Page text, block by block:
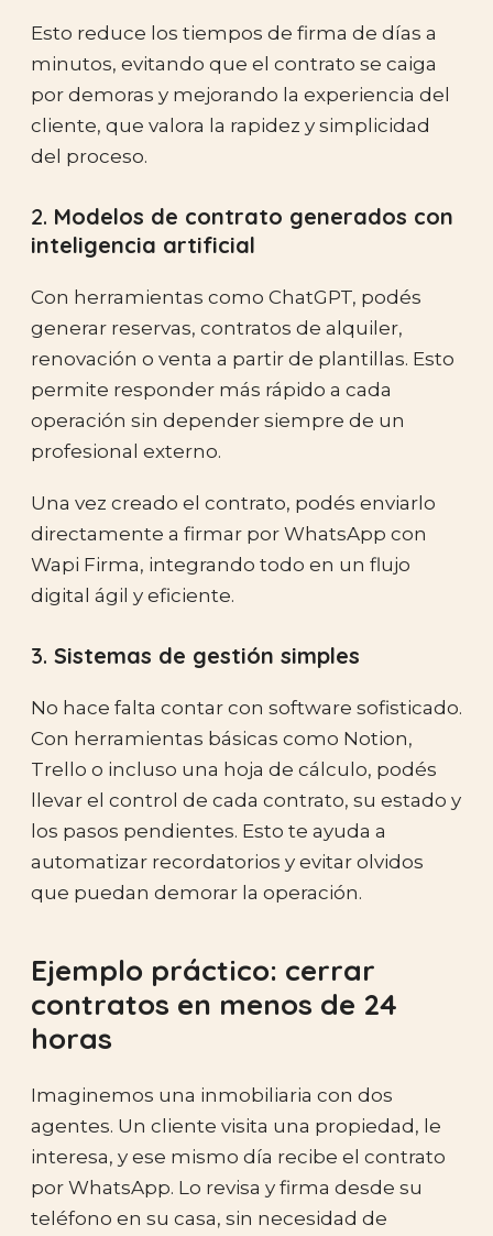
Esto reduce los tiempos de firma de días a
minutos, evitando que el contrato se caiga
por demoras y mejorando la experiencia del
cliente, que valora la rapidez y simplicidad
del proceso.
2. Modelos de contrato generados con
inteligencia artificial
Con herramientas como ChatGPT, podés
generar reservas, contratos de alquiler,
renovación o venta a partir de plantillas. Esto
permite responder más rápido a cada
operación sin depender siempre de un
profesional externo.
Una vez creado el contrato, podés enviarlo
directamente a firmar por WhatsApp con
Wapi Firma, integrando todo en un flujo
digital ágil y eficiente.
3. Sistemas de gestión simples
No hace falta contar con software sofisticado.
Con herramientas básicas como Notion,
Trello o incluso una hoja de cálculo, podés
llevar el control de cada contrato, su estado y
los pasos pendientes. Esto te ayuda a
automatizar recordatorios y evitar olvidos
que puedan demorar la operación.
Ejemplo práctico: cerrar
contratos en menos de 24
horas
Imaginemos una inmobiliaria con dos
agentes. Un cliente visita una propiedad, le
interesa, y ese mismo día recibe el contrato
por WhatsApp. Lo revisa y firma desde su
teléfono en su casa, sin necesidad de